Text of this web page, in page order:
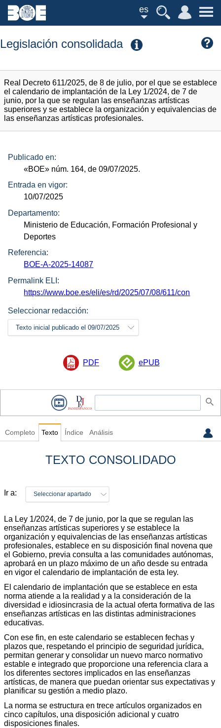
es
Legislación consolidada
Real Decreto 611/2025, de 8 de julio, por el que se establece
el calendario de implantación de la Ley 1/2024, de 7 de
junio, por la que se regulan las enseñanzas artísticas
superiores y se establece la organización y equivalencias de
las enseñanzas artísticas profesionales.
Publicado en:
«BOE» núm. 164, de 09/07/2025.
Entrada en vigor:
10/07/2025
Departamento:
Ministerio de Educación, Formación Profesional y
Deportes
Referencia:
BOE-A-2025-14087
Permalink ELI:
https://www.boe.es/eli/es/rd/2025/07/08/611/con
Seleccionar redacción:
Texto inicial publicado el 09/07/2025
PDF ePUB
Completo Texto Índice Análisis
TEXTO CONSOLIDADO
Ir a: Seleccionar apartado
La Ley 1/2024, de 7 de junio, por la que se regulan las
enseñanzas artísticas superiores y se establece la
organización y equivalencias de las enseñanzas artísticas
profesionales, establece en su disposición final novena que
el Gobierno, previa consulta a las comunidades autónomas,
aprobará en un plazo máximo de un año desde su entrada
en vigor el calendario de implantación de esta ley.
El calendario de implantación que se establece en esta
norma atiende a la realidad y a la consideración de la
diversidad e idiosincrasia de la actual oferta formativa de las
enseñanzas artísticas en las distintas administraciones
educativas.
Con ese fin, en este calendario se establecen fechas y
plazos que, respetando el principio de seguridad jurídica,
permitan generar y consolidar un nuevo marco normativo
estable e integrado que proporcione una referencia clara a
los diferentes sectores implicados en las enseñanzas
artísticas, de manera que puedan orientar sus expectativas y
planificar su gestión a medio plazo.
La norma se estructura en trece artículos organizados en
cinco capítulos, una disposición adicional y cuatro
disposiciones finales.